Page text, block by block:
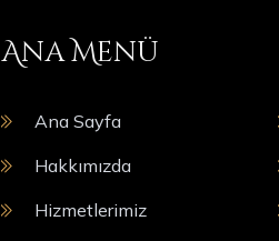
Ana Menü
Ana Sayfa
Hakkımızda
Hizmetlerimiz